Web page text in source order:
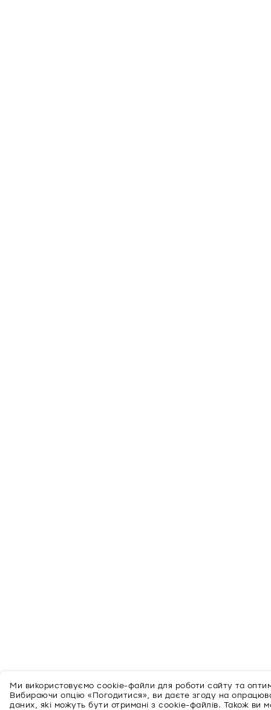
Ми використовуємо cookie-файли для роботи сайту та
Вибираючи опцію «Погодитися», ви даєте згоду на
даних, які можуть бути отримані з cookie-файлів. Також ви